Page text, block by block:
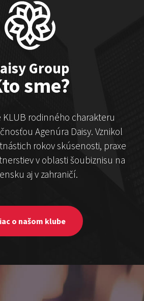
vs. Hudák
Show program
& Juraj „ŠOKO”
Tabaček
Group
sme?
KLUB rodinného charakteru
Agenúra Daisy. Vznikol
rokov skúsenosti, praxe
v oblasti šoubiznisu na
aj v zahraničí.
o našom klube